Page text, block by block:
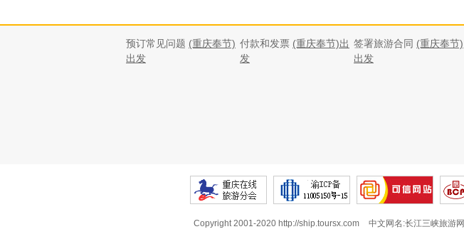
预订常见问题 (重庆奉节)
出发
付款和发票 (重庆奉节)出
发
签署旅游合同 (重庆奉节)
出发
Copyright 2001-2020 http://ship.toursx.com 中文网名:长江三峡旅游网